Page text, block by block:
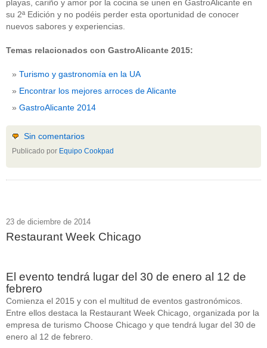
playas, cariño y amor por la cocina se unen en GastroAlicante en
su 2ª Edición y no podéis perder esta oportunidad de conocer
nuevos sabores y experiencias.
Temas relacionados con GastroAlicante 2015:
Turismo y gastronomía en la UA
Encontrar los mejores arroces de Alicante
GastroAlicante 2014
Sin comentarios
Publicado por Equipo Cookpad
23 de diciembre de 2014
Restaurant Week Chicago
El evento tendrá lugar del 30 de enero al 12 de
febrero
Comienza el 2015 y con el multitud de eventos gastronómicos.
Entre ellos destaca la Restaurant Week Chicago, organizada por la
empresa de turismo Choose Chicago y que tendrá lugar del 30 de
enero al 12 de febrero.